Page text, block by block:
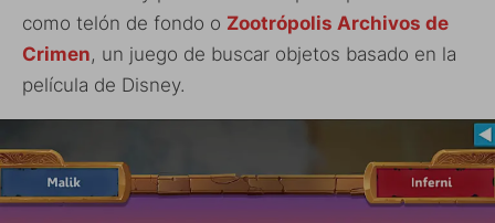
como telón de fondo o Zootrópolis Archivos de
Crimen, un juego de buscar objetos basado en la
película de Disney.